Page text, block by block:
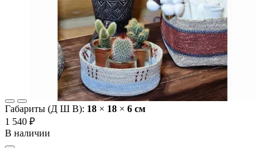
Габариты (Д Ш В): 18 × 18 × 6 cм
1 540 ₽
В наличии